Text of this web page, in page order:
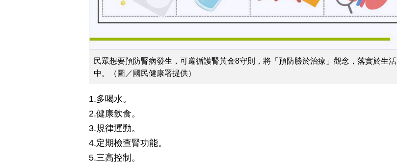
民眾想要預防腎病發生，可遵循護腎黃金8守則，將「預防勝於治療」觀念，落實於生活
中。（圖／國民健康署提供）
1.多喝水。
2.健康飲食。
3.規律運動。
4.定期檢查腎功能。
5.三高控制。